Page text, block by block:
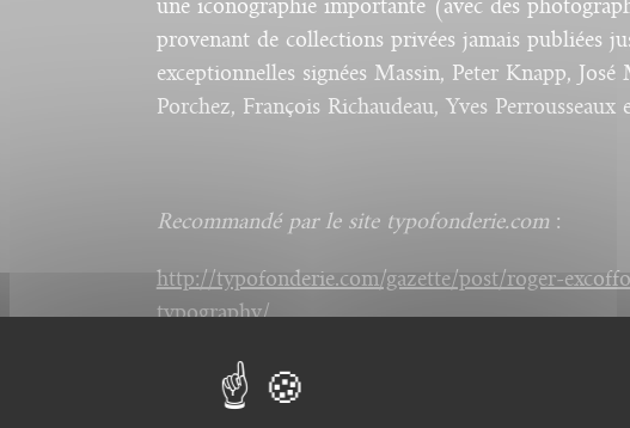
une iconographie importante (avec des
provenant de collections privées jamais publiées
exceptionnelles signées Massin, Peter Knapp,
Porchez, François Richaudeau, Yves Perrousseaux
Recommandé par le site typofonderie.com:
http://typofonderie.com/gazette/post/roger-
typography/
En cours de traduction en italien.